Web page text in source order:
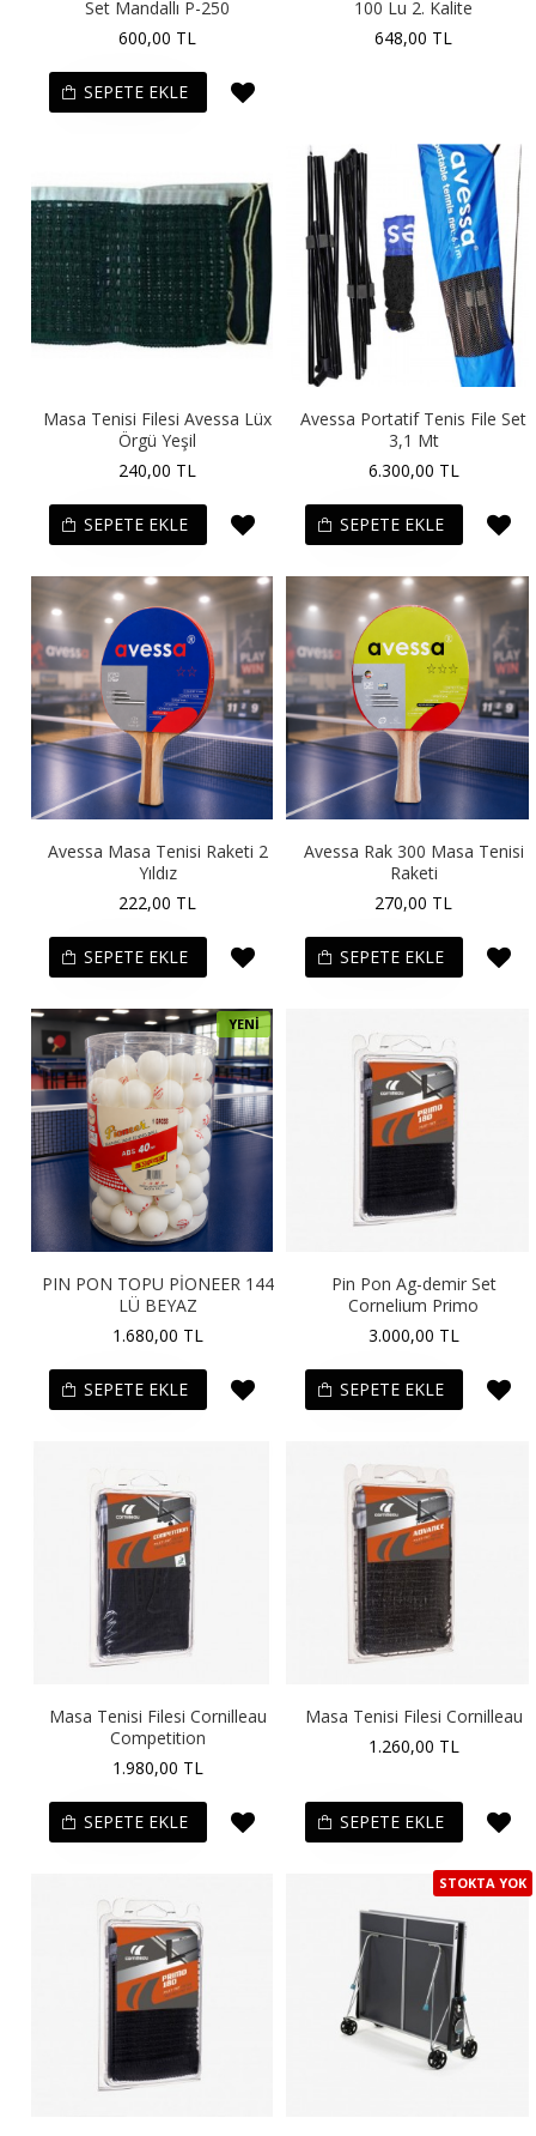
Set Mandallı P-250
600,00 TL
SEPETE EKLE
100 Lu 2. Kalite
648,00 TL
Masa Tenisi Filesi Avessa Lüx
Örgü Yeşil
240,00 TL
SEPETE EKLE
Avessa Portatif Tenis File Set
3,1 Mt
6.300,00 TL
SEPETE EKLE
Avessa Masa Tenisi Raketi 2
Yıldız
222,00 TL
SEPETE EKLE
Avessa Rak 300 Masa Tenisi
Raketi
270,00 TL
SEPETE EKLE
YENI
PIN PON TOPU PİONEER 144
LÜ BEYAZ
1.680,00 TL
SEPETE EKLE
Pin Pon Ag-demir Set
Cornelium Primo
3.000,00 TL
SEPETE EKLE
Masa Tenisi Filesi Cornilleau
Competition
1.980,00 TL
SEPETE EKLE
Masa Tenisi Filesi Cornilleau
1.260,00 TL
SEPETE EKLE
STOKTA YOK